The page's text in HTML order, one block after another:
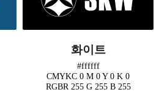
화이트
#ffffff
CMYKC 0 M 0Y 0 K 0
RGBR 255 G 255 B 255